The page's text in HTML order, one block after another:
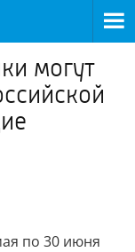
могут
по 30 июня